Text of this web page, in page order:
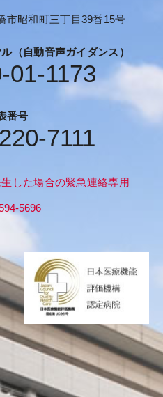
昭和町三丁目39番15号
（自動音声ガイダンス）
01-1173
番号
7111
した場合の緊急連絡専用
5696